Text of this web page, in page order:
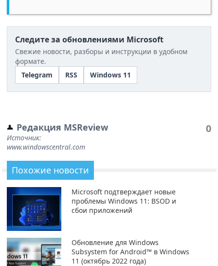
Следите за обновлениями Microsoft
Свежие новости, разборы и инструкции в удобном
формате.
Telegram
RSS Windows 11
Редакция MSReview
Источник:
www.windowscentral.com
0
Похожие новости
Microsoft подтверждает новые
проблемы Windows 11: BSOD и
сбои приложений
Обновление для Windows
Subsystem for Android™ в Windows
11 (октябрь 2022 года)